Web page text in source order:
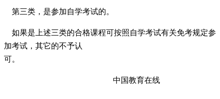
第三类，是参加自学考试的。
如果是上述三类的合格课程可按照自学考试有关免考规定参
加考试，其它的不予认
可。
中国教育在线